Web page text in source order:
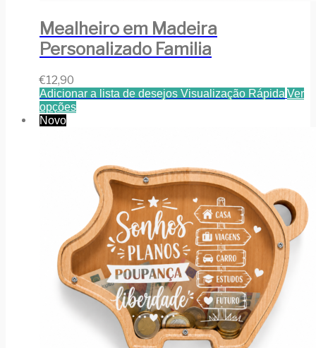
Mealheiro em Madeira
Personalizado Familia
€12,90
Adicionar a lista de desejos Visualização Rápida Ver
opções
Novo